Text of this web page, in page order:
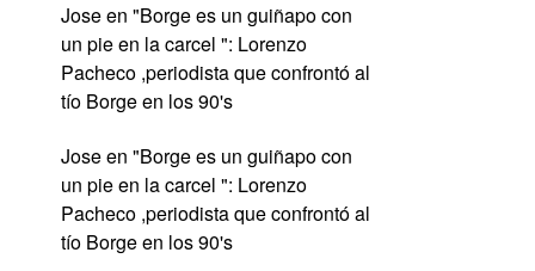
Joseen "Borge es un guiñapo con
un pie en la carcel ": Lorenzo
Pacheco ,periodista que confrontó al
tío Borge en los 90's
Joseen "Borge es un guiñapo con
un pie en la carcel ": Lorenzo
Pacheco ,periodista que confrontó al
tío Borge en los 90's